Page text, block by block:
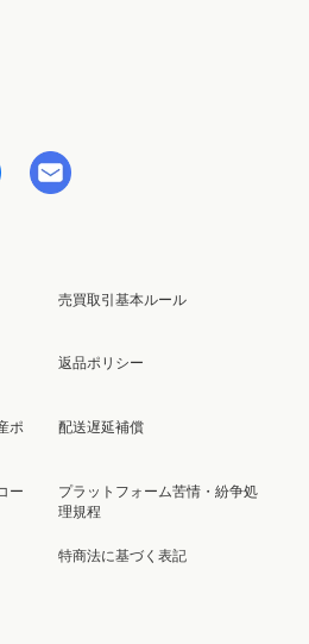
ポ
ー
売買取引基本ルール
返品ポリシー
配送遅延補償
プラットフォーム苦情・紛争処
理規程
特商法に基づく表記